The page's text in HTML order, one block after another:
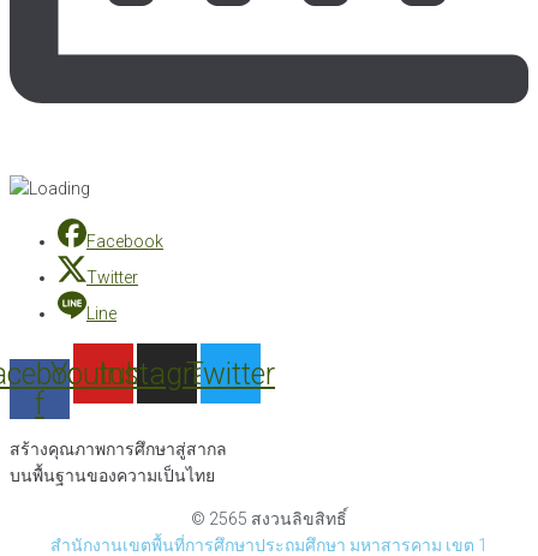
Facebook
Twitter
Line
f
Youtube
Instagram
Twitter
สร้างคุณภาพการศึกษาสู่สากล
บนพื้นฐานของความเป็นไทย
© 2565 สงวนลิขสิทธิ์
สำนักงานเขตพื้นที่การศึกษาประถมศึกษา มหาสารคาม เขต 1